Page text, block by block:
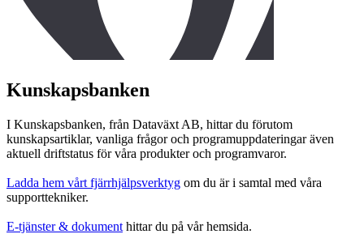
Kunskapsbanken
I Kunskapsbanken, från Dataväxt AB, hittar du förutom
kunskapsartiklar, vanliga frågor och programuppdateringar även
aktuell driftstatus för våra produkter och programvaror.
Ladda hem vårt fjärrhjälpsverktyg om du är i samtal med våra
supporttekniker.
E-tjänster & dokument hittar du på vår hemsida.